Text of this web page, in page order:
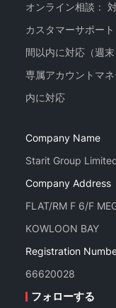
オンライン相談：
カスタマーサポー
間以内に対応（週末
専属アカウントマ
Company Name
Starit Group
Company Address
FLAT/RM F 6/F
KOWLOON BAY
Registration
66620028
フォローする